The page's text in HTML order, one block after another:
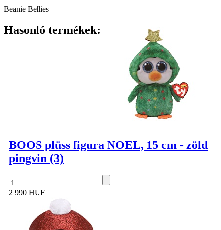
Beanie Bellies
Hasonló termékek:
BOOS plüss figura NOEL, 15 cm - zöld
pingvin (3)
2 990 HUF